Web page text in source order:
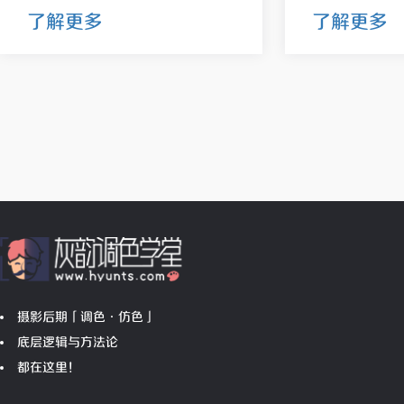
了解更多 了解更多
摄影后期「调色•仿色」
底层逻辑与方法论
都在这里！